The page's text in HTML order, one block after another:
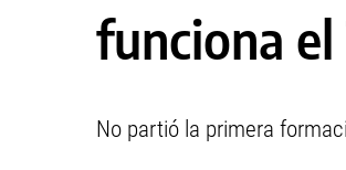
funciona
No partió la primera